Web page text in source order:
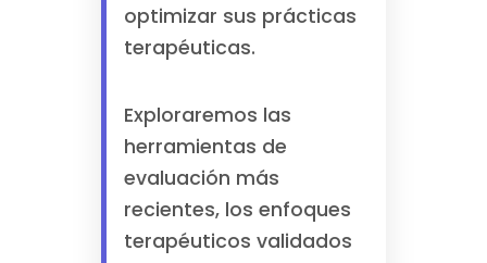
optimizar sus prácticas
terapéuticas.
Exploraremos las
herramientas de
evaluación más
recientes, los enfoques
terapéuticos validados